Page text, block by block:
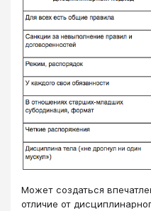
Может создаться
отличие от